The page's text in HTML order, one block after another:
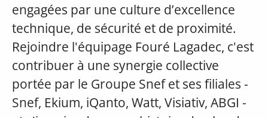
engagées par une culture d’excellence
technique, de sécurité et de proximité.
Rejoindre l'équipage Fouré Lagadec, c'est
contribuer à une synergie collective
portée par le Groupe Snef et ses filiales -
Snef, Ekium, iQanto, Watt, Visiativ, ABGI -